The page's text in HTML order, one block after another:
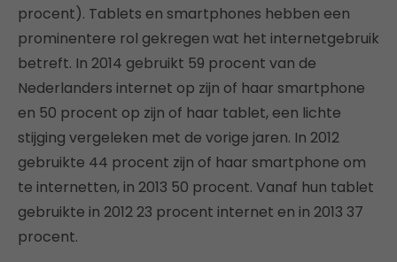
procent). Tablets en smartphones hebben een
prominentere rol gekregen wat het internetgebruik
betreft. In 2014 gebruikt 59 procent van de
Nederlanders internet op zijn of haar smartphone
en 50 procent op zijn of haar tablet, een lichte
stijging vergeleken met de vorige jaren. In 2012
gebruikte 44 procent zijn of haar smartphone om
te internetten, in 2013 50 procent. Vanaf hun tablet
gebruikte in 2012 23 procent internet en in 2013 37
procent.